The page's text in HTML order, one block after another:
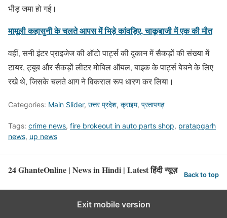
भीड़ जमा हो गई।
मामूली कहासुनी के चलते आपस में भिड़े कांवड़िए, चाकूबाजी में एक की मौत
वहीं, सनी इंटर प्राइजेज की ऑटो पार्ट्स की दुकान में सैकड़ों की संख्या में
टायर, ट्यूब और सैकड़ों लीटर मोबिल ऑयल, बाइक के पार्ट्स बेचने के लिए
रखे थे, जिसके चलते आग ने विकराल रूप धारण कर लिया।
Categories: Main Slider, उत्तर प्रदेश, क्राइम, प्रतापगढ़
Tags: crime news, fire brokeout in auto parts shop, pratapgarh
news, up news
24 GhanteOnline | News in Hindi | Latest हिंदी न्यूज़ Back to top
Exit mobile version